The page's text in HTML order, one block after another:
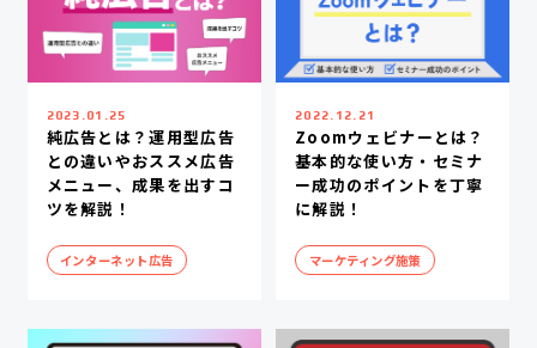
2023.01.25
純広告とは？運用型広告
との違いやおススメ広告
メニュー、成果を出すコ
ツを解説！
インターネット広告
2022.12.21
Zoomウェビナーとは？
基本的な使い方・セミナ
ー成功のポイントを丁寧
に解説！
マーケティング施策